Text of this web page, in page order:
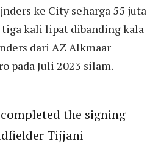
ke City seharga 55 juta
kali lipat dibanding kala
dari AZ Alkmaar
pada Juli 2023 silam.
the signing
Tijjani